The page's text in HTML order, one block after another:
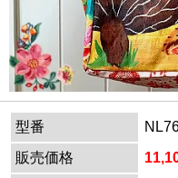
型番
販売価格